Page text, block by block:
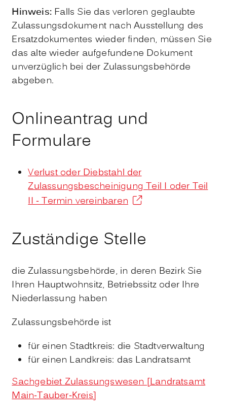
Hinweis: Falls Sie das verloren geglaubte
Zulassungsdokument nach Ausstellung des
Ersatzdokumentes wieder finden, müssen Sie
das alte wieder aufgefundene Dokument
unverzüglich bei der Zulassungsbehörde
abgeben.
Onlineantrag und
Formulare
Verlust oder Diebstahl der
Zulassungsbescheinigung Teil I oder Teil
II - Termin vereinbaren
Zuständige Stelle
die Zulassungsbehörde, in deren Bezirk Sie
Ihren Hauptwohnsitz, Betriebssitz oder Ihre
Niederlassung haben
Zulassungsbehörde ist
für einen Stadtkreis: die Stadtverwaltung
für einen Landkreis: das Landratsamt
Sachgebiet Zulassungswesen [Landratsamt
Main-Tauber-Kreis]